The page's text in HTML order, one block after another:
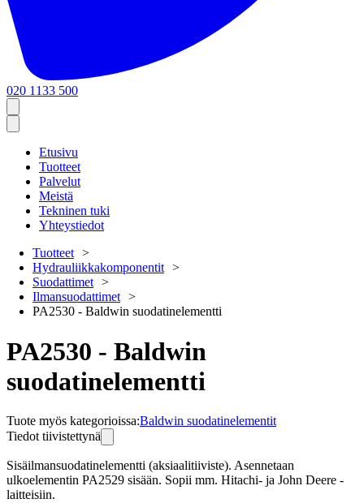
020 1133 500
Etusivu
Tuotteet
Palvelut
Meistä
Tekninen tuki
Yhteystiedot
Tuotteet
Hydrauliikkakomponentit
Suodattimet
Ilmansuodattimet
PA2530 - Baldwin suodatinelementti
PA2530 - Baldwin
suodatinelementti
Tuote myös kategorioissa:Baldwin suodatinelementit
Tiedot tiivistettynä
Sisäilmansuodatinelementti (aksiaalitiiviste). Asennetaan
ulkoelementin PA2529 sisään. Sopii mm. Hitachi- ja John Deere -
laitteisiin.